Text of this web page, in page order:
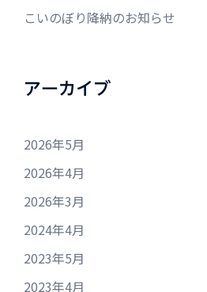
こいのぼり降納のお知らせ
アーカイブ
2026年5月
2026年4月
2026年3月
2024年4月
2023年5月
2023年4月